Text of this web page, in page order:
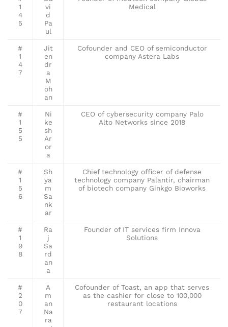
1
4
5
vi
d
Pa
ul
Medical
#
1
4
7
Jit
en
dr
a
M
oh
an
Cofounder and CEO of semiconductor
company Astera Labs
#
1
5
5
Ni
ke
sh
Ar
or
a
CEO of cybersecurity company Palo
Alto Networks since 2018
#
1
5
6
Sh
ya
m
Sa
nk
ar
Chief technology officer of defense
technology company Palantir, chairman
of biotech company Ginkgo Bioworks
#
1
9
8
Ra
j
Sa
rd
an
a
Founder of IT services firm Innova
Solutions
#
2
0
7
A
m
an
Na
ra
Cofounder of Toast, an app that serves
as the cashier for close to 100,000
restaurant locations